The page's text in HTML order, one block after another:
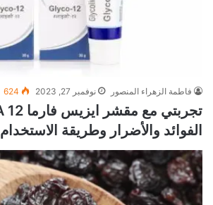
فاطمة الزهراء المنصور نوفمبر 27, 2023 624
الفوائد والأضرار وطريقة الاستخدام